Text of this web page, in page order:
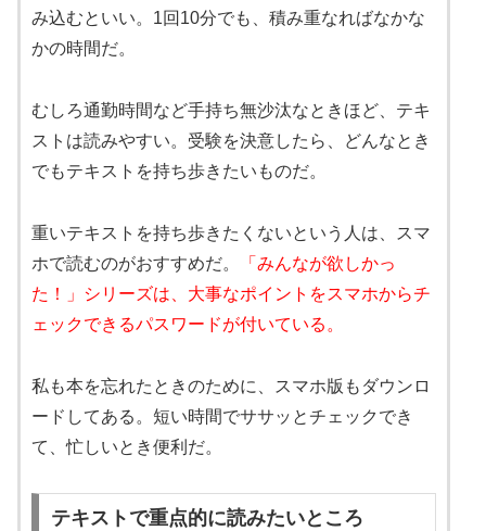
み込むといい。1回10分でも、積み重なればなかな
かの時間だ。
むしろ通勤時間など手持ち無沙汰なときほど、テキ
ストは読みやすい。受験を決意したら、どんなとき
でもテキストを持ち歩きたいものだ。
重いテキストを持ち歩きたくないという人は、スマ
ホで読むのがおすすめだ。
「みんなが欲しかっ
た！」シリーズは、大事なポイントをスマホからチ
ェックできるパスワードが付いている。
私も本を忘れたときのために、スマホ版もダウンロ
ードしてある。短い時間でササッとチェックでき
て、忙しいとき便利だ。
テキストで重点的に読みたいところ